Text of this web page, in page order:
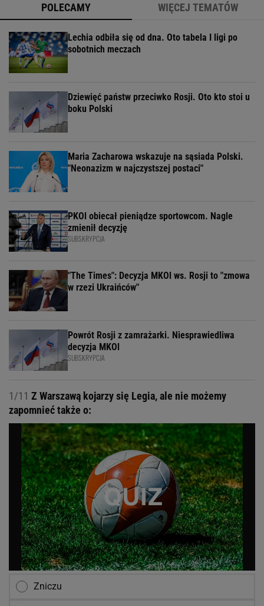
POLECAMY WIĘCEJ TEMATÓW
Lechia odbiła się od dna. Oto tabela I ligi po
sobotnich meczach
Dziewięć państw przeciwko Rosji. Oto kto stoi u
boku Polski
Maria Zacharowa wskazuje na sąsiada Polski.
"Neonazizm w najczystszej postaci"
PKOl obiecał pieniądze sportowcom. Nagle
zmienił decyzję
SUBSKRYPCJA
"The Times": Decyzja MKOl ws. Rosji to "zmowa
w rzezi Ukraińców"
Powrót Rosji z zamrażarki. Niesprawiedliwa
decyzja MKOl
SUBSKRYPCJA
1/11 Z Warszawą kojarzy się Legia, ale nie możemy
zapomnieć także o:
Zniczu